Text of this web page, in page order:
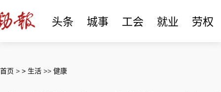
头条 城事 工会 就业 劳权
首页 > > 生活 >> 健康